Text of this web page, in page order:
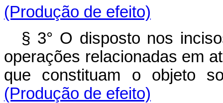
(Produção de efeito)
§ 3° O disposto nos
operações relacionadas em
que constituam o objeto
(Produção de efeito)